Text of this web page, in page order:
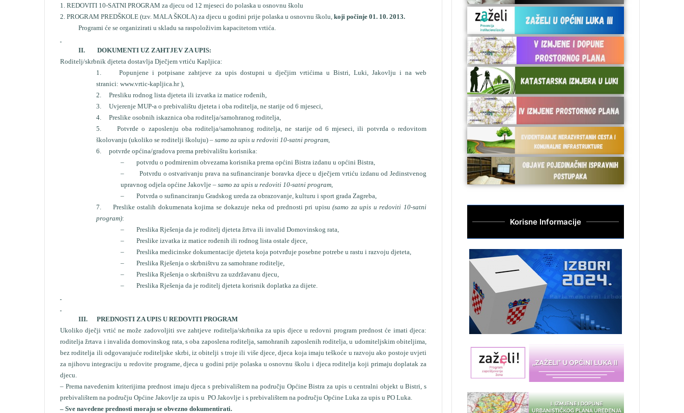
1. REDOVITI 10-SATNI PROGRAM za djecu od 12 mjeseci do polaska u osnovnu školu
2. PROGRAM PREDŠKOLE (tzv. MALA ŠKOLA) za djecu u godini prije polaska u osnovnu školu, koji počinje 01. 10. 2013.
Programi će se organizirati u skladu sa raspoloživim kapacitetom vrtića.
II. DOKUMENTI UZ ZAHTJEV ZA UPIS:
Roditelj/skrbnik djeteta dostavlja Dječjem vrtiću Kapljica:
1.
Popunjene i potpisane zahtjeve za upis dostupni u dječjim vrtićima u Bistri, Luki, Jakovlju i na web
stranici:www.vrtic-kapljica.hr),
2.
Presliku rodnog lista djeteta ili izvatka iz matice rođenih,
3.
Uvjerenje MUP-a o prebivalištu djeteta i oba roditelja, ne starije od 6 mjeseci,
4.
Preslike osobnih iskaznica oba roditelja/samohranog roditelja,
5.
Potvrde o zaposlenju oba roditelja/samohranog roditelja, ne starije od 6 mjeseci, ili potvrda o redovitom
školovanju (ukoliko se roditelji školuju) –samo za upis u redoviti 10-satni program
6.
potvrde općina/gradova prema prebivalištu korisnika:
– potvrdu o podmirenim obvezama korisnika prema općini Bistra izdanu u općini Bistra,
– Potvrdu o ostvarivanju prava na sufinanciranje boravka djece u dječjem vrtiću izdanu od Jedinstvenog
upravnog odjela općine Jakovlje –samo za upis u redoviti 10-satni program
– Potvrda o sufinanciranju Gradskog ureda za obrazovanje, kulturu i sport grada Zagreba,
7.
Preslike ostalih dokumenata kojima se dokazuje neka od prednosti pri upisu(samo za upis u redoviti 10-satni
program):
– Preslika Rješenja da je roditelj djeteta žrtva ili invalid Domovinskog rata,
– Preslike izvatka iz matice rođenih ili rodnog lista ostale djece,
– Preslika medicinske dokumentacije djeteta koja potvrđuje posebne potrebe u rastu i razvoju djeteta,
– Preslika Rješenja o skrbništvu za samohrane roditelje,
– Preslika Rješenja o skrbništvu za uzdržavanu djecu,
–
Preslika Rješenja da je roditelj djeteta korisnik doplatka za dijete.
III. PREDNOSTI ZA UPIS U REDOVITI PROGRAM
Ukoliko dječji vrtić ne može zadovoljiti sve zahtjeve roditelja/skrbnika za upis djece u redovni program prednost će imati djeca:
roditelja žrtava i invalida domovinskog rata, s oba zaposlena roditelja, samohranih zaposlenih roditelja, u udomiteljskim obiteljima,
bez roditelja ili odgovarajuće roditeljske skrbi, iz obitelji s troje ili više djece, djeca koja imaju teškoće u razvoju ako postoje uvjeti
za njihovu integraciju u redovite programe, djeca u godini prije polaska u osnovnu školu i djeca roditelja koji primaju doplatak za
djecu.
– Prema navedenim kriterijima prednost imaju djeca s prebivalištem na području Općine Bistra za upis u centralni objekt u Bistri, s
prebivalištem na području Općine Jakovlje za upis u PO Jakovlje i s prebivalištem na području Općine Luka za upis u PO Luka.
– Sve navedene prednosti moraju se obvezno dokumentirati.
Korisne Informacije